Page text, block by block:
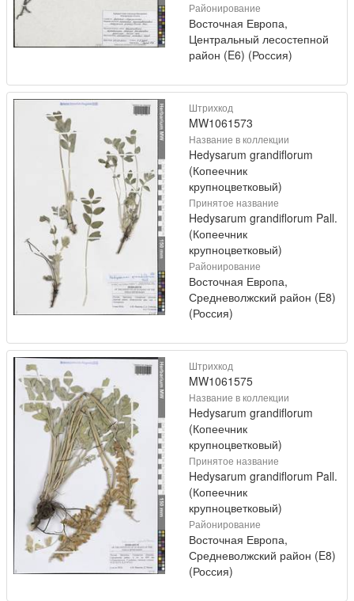
Районирование
Восточная Европа,
Центральный лесостепной
район (E6) (Россия)
Штрихкод
MW1061573
Название в коллекции
Hedysarum grandiflorum
(Копеечник
крупноцветковый)
Принятое название
Hedysarum grandiflorum Pall.
(Копеечник
крупноцветковый)
Районирование
Восточная Европа,
Средневолжский район (E8)
(Россия)
Штрихкод
MW1061575
Название в коллекции
Hedysarum grandiflorum
(Копеечник
крупноцветковый)
Принятое название
Hedysarum grandiflorum Pall.
(Копеечник
крупноцветковый)
Районирование
Восточная Европа,
Средневолжский район (E8)
(Россия)